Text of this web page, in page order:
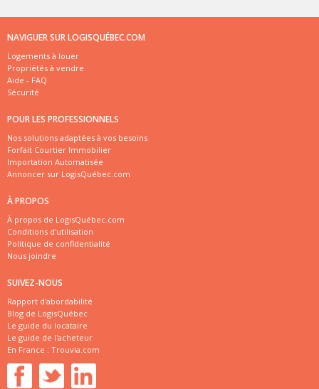
NAVIGUER SUR LOGISQUÉBEC.COM
Logements à louer
Propriétés à vendre
Aide - FAQ
Sécurité
POUR LES PROFESSIONNELS
Nos solutions adaptées à vos besoins
Forfait Courtier Immobilier
Importation Automatisée
Annoncer sur LogisQuébec.com
À PROPOS
À propos de LogisQuébec.com
Conditions d'utilisation
Politique de confidentialité
Nous joindre
SUIVEZ-NOUS
Rapport d'abordabilité
Blog de LogisQuébec
Le guide du locataire
Le guide de l'acheteur
En France : Trouvia.com